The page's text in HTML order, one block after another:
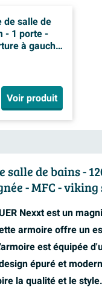
de salle de
- 1 porte -
à gauche -
Voir produit
de bains -
- MFC -
Nexxt est un
armoire offre un
est équipée
épuré et
la qualité et le style.